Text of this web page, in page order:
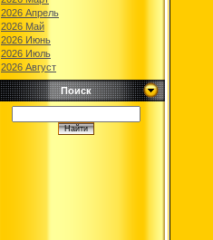
2026 Апрель
2026 Май
2026 Июнь
2026 Июль
2026 Август
Поиск